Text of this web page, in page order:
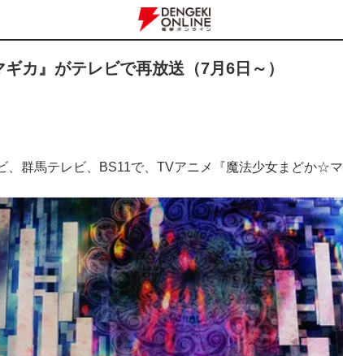
カ』がテレビで再放送（7月6日～）
群馬テレビ、BS11で、TVアニメ『魔法少女まどか☆マ